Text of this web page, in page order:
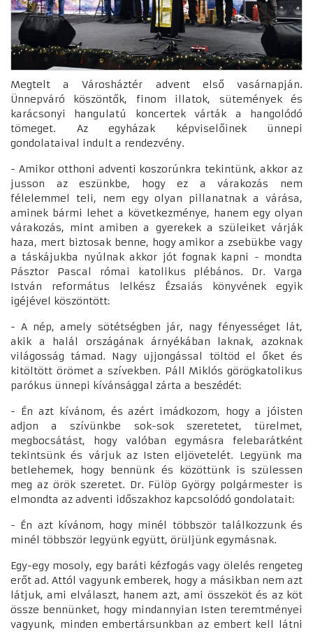
Megtelt a Városháztér advent első vasárnapján.
Ünnepváró köszöntők, finom illatok, sütemények és
karácsonyi hangulatú koncertek várták a hangolódó
tömeget. Az egyházak képviselőinek ünnepi
gondolataival indult a rendezvény.
- Amikor otthoni adventi koszorúnkra tekintünk, akkor az
jusson az eszünkbe, hogy ez a várakozás nem
félelemmel teli, nem egy olyan pillanatnak a várása,
aminek bármi lehet a következménye, hanem egy olyan
várakozás, mint amiben a gyerekek a szüleiket várják
haza, mert biztosak benne, hogy amikor a zsebükbe vagy
a táskájukba nyúlnak akkor jót fognak kapni - mondta
Pásztor Pascal római katolikus plébános. Dr. Varga
István református lelkész Ézsaiás könyvének egyik
igéjével köszöntött:
- A nép, amely sötétségben jár, nagy fényességet lát,
akik a halál országának árnyékában laknak, azoknak
világosság támad. Nagy ujjongással töltöd el őket és
kitöltött örömet a szívekben. Páll Miklós görögkatolikus
parókus ünnepi kívánsággal zárta a beszédét:
- Én azt kívánom, és azért imádkozom, hogy a jóisten
adjon a szívünkbe sok-sok szeretetet, türelmet,
megbocsátást, hogy valóban egymásra felebarátként
tekintsünk és várjuk az Isten eljövetelét. Legyünk ma
betlehemek, hogy bennünk és közöttünk is szülessen
meg az örök szeretet. Dr. Fülöp György polgármester is
elmondta az adventi időszakhoz kapcsolódó gondolatait:
- Én azt kívánom, hogy minél többször találkozzunk és
minél többször legyünk együtt, örüljünk egymásnak.
Egy-egy mosoly, egy baráti kézfogás vagy ölelés rengeteg
erőt ad. Attól vagyunk emberek, hogy a másikban nem azt
látjuk, ami elválaszt, hanem azt, ami összeköt és az köt
össze bennünket, hogy mindannyian Isten teremtményei
vagyunk, minden embertársunkban az embert kell látni